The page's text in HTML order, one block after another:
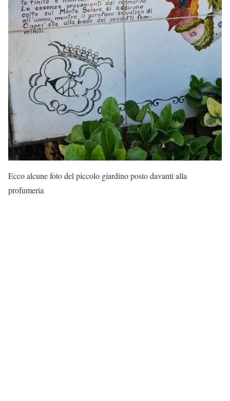
Ecco alcune foto del piccolo giardino posto davanti alla
profumeria